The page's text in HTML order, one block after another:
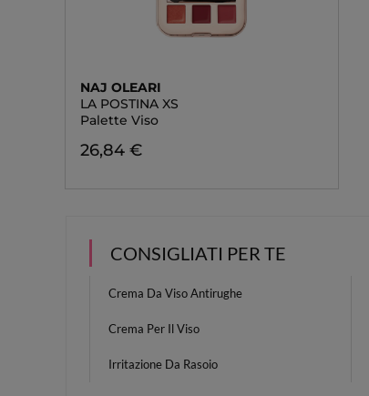
NAJ OLEARI
LA POSTINA XS
Palette Viso
26,84 €
CONSIGLIATI PER TE
Crema Da Viso Antirughe
Crema Per Il Viso
Irritazione Da Rasoio